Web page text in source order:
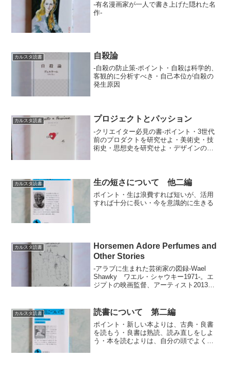
-有名漫画家が一人で書き上げた隠れた名
作-
カルスタ読書 自殺論
-自殺の防止策-ポイント・自殺は科学的、
客観的に分析すべき・自己本位が自殺の
発生原因
カルスタ読書 プロジェクトとパッション
-クリエイター必見の書-ポイント・3世代
前のプロダクトを研究せよ・美術史・技
術史・思想史を研究せよ・デザインの練
カルスタ読書 生の短さについて 他二編
ポイント・生は浪費すれば短いが、活用
すれば十分に長い・今を意識的に生きる
カルスタ読書
Horsemen Adore Perfumes and
Other Stories
-アラブに生まれた芸術家の図録-Wael
Shawky ワエル・シャウキー1971-。エ
ジプトの映画監督、アーティスト2013
録です。ドローウィングも豊富で、彼の
出身国...
カルスタ読書 読書について 第二編
ポイント・新しい本よりは、古典・良書
を読もう・良書は熟読、読み直しをしよ
う・本を読むよりは、自分の頭でよく考